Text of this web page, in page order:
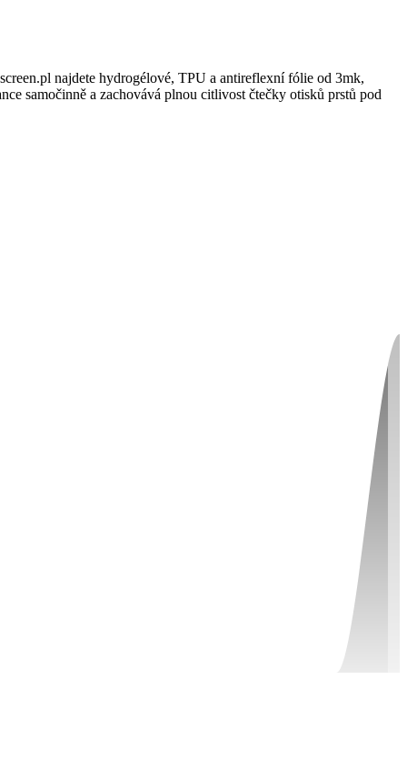
najdete hydrogélové, TPU a antireflexní fólie od 3mk,
samočinně a zachovává plnou citlivost čtečky otisků prstů pod